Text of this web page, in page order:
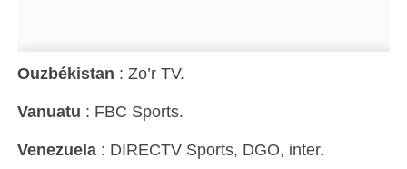
Ouzbékistan : Zo’r TV.
Vanuatu : FBC Sports.
Venezuela : DIRECTV Sports, DGO, inter.